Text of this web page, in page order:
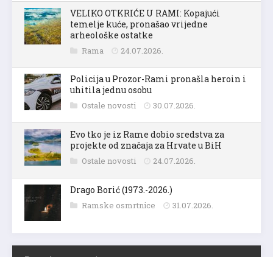
VELIKO OTKRIĆE U RAMI: Kopajući
temelje kuće, pronašao vrijedne
arheološke ostatke
Rama 24.07.2026.
Policija u Prozor-Rami pronašla heroin i
uhitila jednu osobu
Ostale novosti 30.07.2026.
Evo tko je iz Rame dobio sredstva za
projekte od značaja za Hrvate u BiH
Ostale novosti 24.07.2026.
Drago Borić (1973.-2026.)
Ramske osmrtnice 31.07.2026.